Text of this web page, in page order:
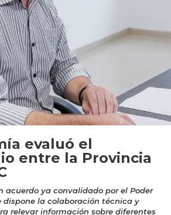
evaluó el
entre la Provincia
acuerdo ya convalidado por el Poder
dispone la colaboración técnica y
relevar información sobre diferentes